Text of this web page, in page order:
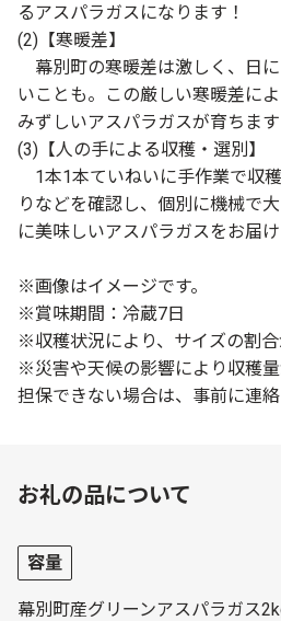
るアスパラガスになります！
(2)【寒暖差】
幕別町の寒暖差は激しく、日
いことも。この厳しい寒暖差に
みずしいアスパラガスが育ちます
(3)【人の手による収穫・選別】
1本1本ていねいに手作業で収
りなどを確認し、個別に機械で
に美味しいアスパラガスをお届け
※画像はイメージです。
※賞味期間：冷蔵7日
※収穫状況により、サイズの割合
※災害や天候の影響により収穫
担保できない場合は、事前に連絡
お礼の品について
容量
幕別町産グリーンアスパラガス